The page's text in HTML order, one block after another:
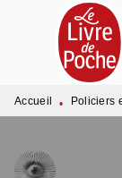
MENU
PIED DE PAGE
Accueil • Policiers